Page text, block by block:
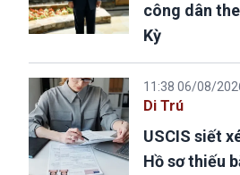
công dân
Kỳ
11:38 06/08/
Di Trú
USCIS siết
Hồ sơ thiếu